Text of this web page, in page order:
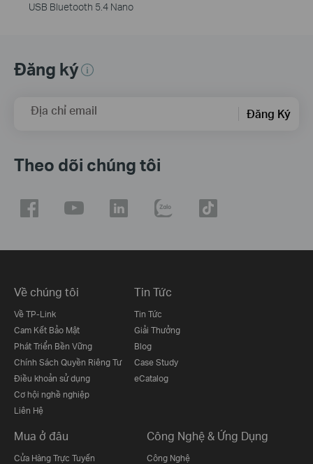
USB Bluetooth 5.4 Nano
Đăng ký
Địa chỉ email Đăng Ký
Theo dõi chúng tôi
Về chúng tôi
Về TP-Link
Cam Kết Bảo Mật
Phát Triển Bền Vững
Chính Sách Quyền Riêng Tư
Điều khoản sử dụng
Cơ hội nghề nghiệp
Liên Hệ
Tin Tức
Tin Tức
Giải Thưởng
Blog
Case Study
eCatalog
Mua ở đâu
Cửa Hàng Trực Tuyến
Công Nghệ & Ứng Dụng
Công Nghệ